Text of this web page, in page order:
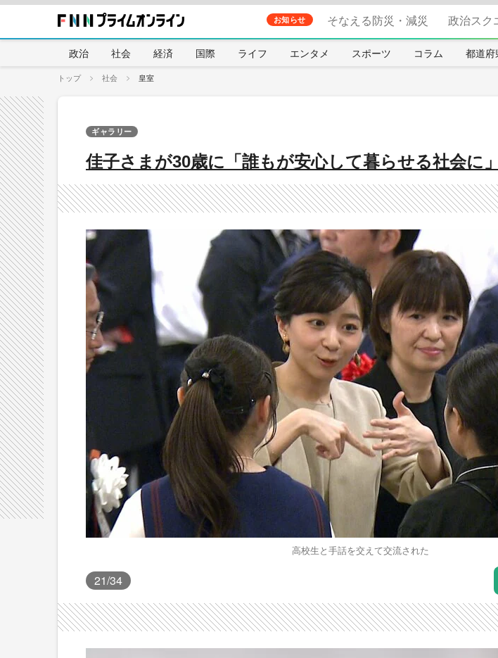
お知らせ そなえる防災・減災 政治スク
政治 社会 経済 国際 ライフ エンタメ スポーツ コラム 都道府
トップ 社会 皇室
佳子さまが30歳に「誰もが安心して暮らせる社会に
ギャラリー
高校生と手話を交えて交流された
21/34